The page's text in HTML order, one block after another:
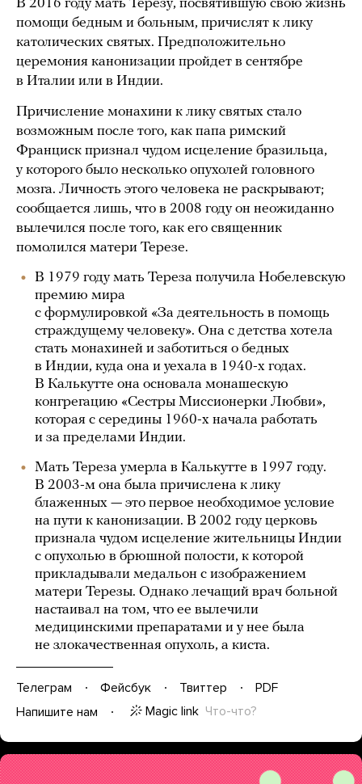
В 2016 году мать Терезу, посвятившую свою жизнь
помощи бедным и больным, причислят к лику
католических святых. Предположительно
церемония канонизации пройдет в сентябре
в Италии или в Индии.
Причисление монахини к лику святых стало
возможным после того, как папа римский
Франциск признал чудом исцеление бразильца,
у которого было несколько опухолей головного
мозга. Личность этого человека не раскрывают;
сообщается лишь, что в 2008 году он неожиданно
вылечился после того, как его священник
помолился матери Терезе.
В 1979 году мать Тереза получила Нобелевскую
премию мира
с формулировкой «За деятельность в помощь
страждущему человеку». Она с детства хотела
стать монахиней и заботиться о бедных
в Индии, куда она и уехала в 1940-х годах.
В Калькутте она основала монашескую
конгрегацию «Сестры Миссионерки Любви»,
которая с середины 1960-х начала работать
и за пределами Индии.
Мать Тереза умерла в Калькутте в 1997 году.
В 2003-м она была причислена к лику
блаженных — это первое необходимое условие
на пути к канонизации. В 2002 году церковь
признала чудом исцеление жительницы Индии
с опухолью в брюшной полости, к которой
прикладывали медальон с изображением
матери Терезы. Однако лечащий врач больной
настаивал на том, что ее вылечили
медицинскими препаратами и у нее была
не злокачественная опухоль, а киста.
Телеграм Фейсбук Твиттер
PDF
Напишите нам
Magic link Что-что?